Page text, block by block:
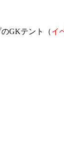
GKテント（イ